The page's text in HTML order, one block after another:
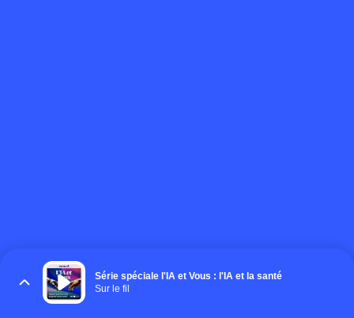
Série spéciale l'IA et Vous : l'IA et la santé
Sur le fil